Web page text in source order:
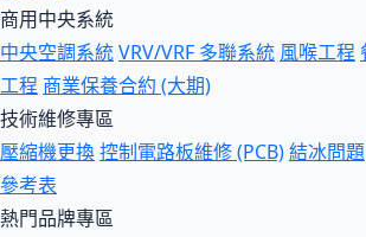
商用中央系統
中央空調系統VRV/VRF 多聯系統 風喉工程
工程 商業保養合約 (大期)
技術維修專區
壓縮機更換控制電路板維修 (PCB)結冰問題
參考表
熱門品牌專區